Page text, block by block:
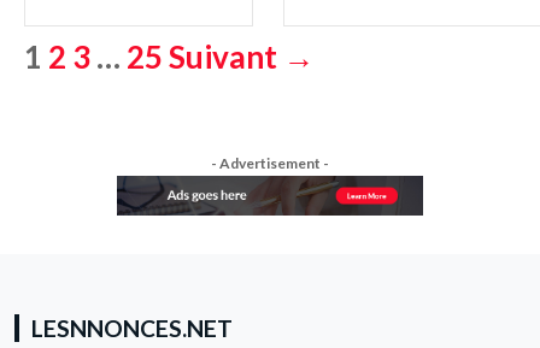
Pagination
1 2 3… 25Suivant →
- Advertisement -
LESNNONCES.NET